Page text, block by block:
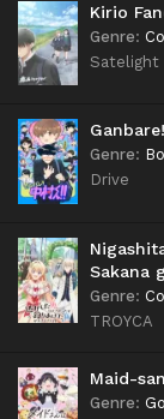
Kirio
Genre:
Satelight
Genre:
Drive
Sakana
Genre:
TROYCA
Maid-
Genre: